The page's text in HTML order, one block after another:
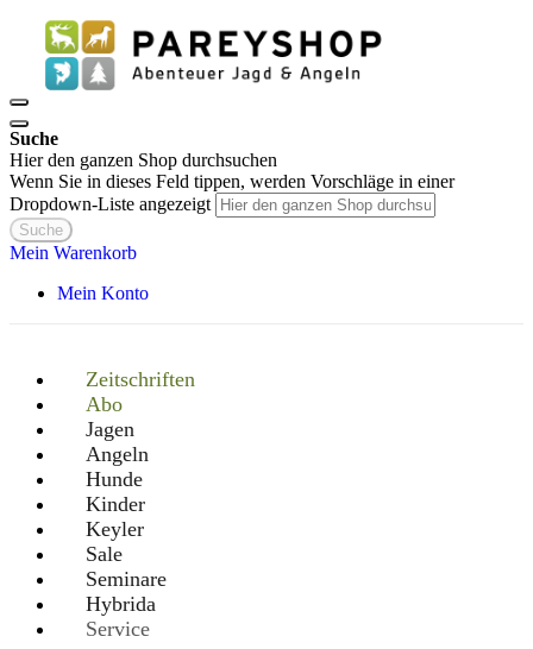
Suche
Hier den ganzen Shop durchsuchen
Wenn Sie in dieses Feld tippen, werden Vorschläge in einer
Dropdown-Liste angezeigt
Suche
Mein Warenkorb
Mein Konto
Zeitschriften
Abo
Jagen
Angeln
Hunde
Kinder
Keyler
Sale
Seminare
Hybrida
Service